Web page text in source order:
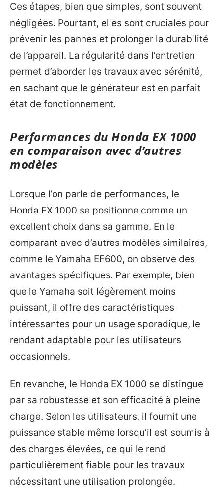
Ces étapes, bien que simples, sont souvent
négligées. Pourtant, elles sont cruciales pour
prévenir les pannes et prolonger la durabilité
de l’appareil. La régularité dans l’entretien
permet d’aborder les travaux avec sérénité,
en sachant que le générateur est en parfait
état de fonctionnement.
Performances du Honda EX 1000
en comparaison avec d’autres
modèles
Lorsque l’on parle de performances, le
Honda EX 1000 se positionne comme un
excellent choix dans sa gamme. En le
comparant avec d’autres modèles similaires,
comme le Yamaha EF600, on observe des
avantages spécifiques. Par exemple, bien
que le Yamaha soit légèrement moins
puissant, il offre des caractéristiques
intéressantes pour un usage sporadique, le
rendant adaptable pour les utilisateurs
occasionnels.
En revanche, le Honda EX 1000 se distingue
par sa robustesse et son efficacité à pleine
charge. Selon les utilisateurs, il fournit une
puissance stable même lorsqu’il est soumis à
des charges élevées, ce qui le rend
particulièrement fiable pour les travaux
nécessitant une utilisation prolongée.